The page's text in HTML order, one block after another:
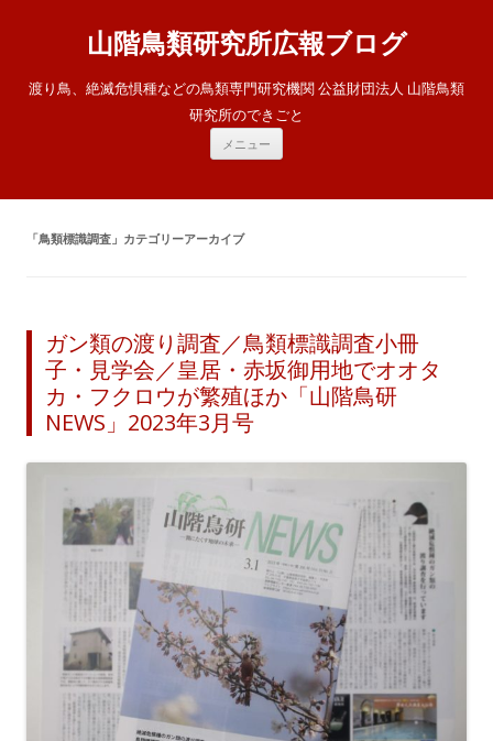
山階鳥類研究所広報ブログ
渡り鳥、絶滅危惧種などの鳥類専門研究機関 公益財団法人 山階鳥類
研究所のできごと
メニュー
ツ
「鳥類標識調査 」カテゴリーアーカイブ
ガン類の渡り調査／鳥類標識調査小冊
子・見学会／皇居・赤坂御用地でオオタ
カ・フクロウが繁殖ほか「山階鳥研
NEWS」2023年3月号